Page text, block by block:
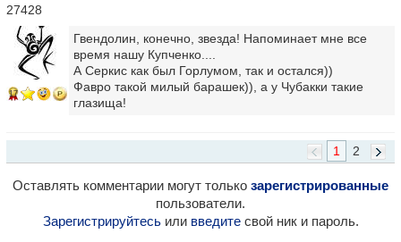
27428
17
Гвендолин, конечно, звезда! Напоминает мне все
время нашу Купченко....
А Серкис как был Горлумом, так и остался))
Фавро такой милый барашек)), а у Чубакки такие
глазища!
2
1
Оставлять комментарии могут только зарегистрированные
пользователи.
Зарегистрируйтесьили введитесвой ник и пароль.